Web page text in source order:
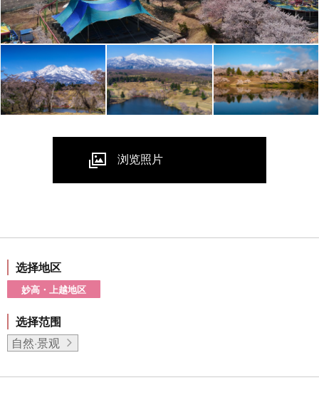
浏览照片
选择地区
妙高・上越地区
选择范围
自然·景观